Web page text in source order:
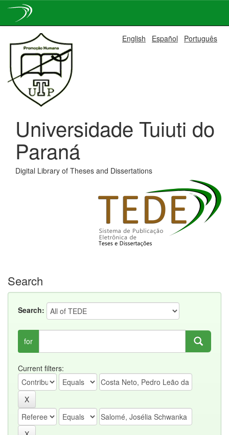
navigation
English Español Português
Universidade Tuiuti do
Paraná
Digital Library of Theses and Dissertations
Search
Search:
for
Current filters: